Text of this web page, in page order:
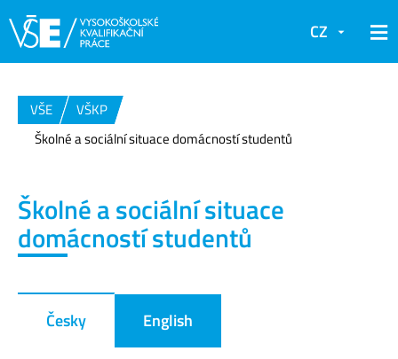
CZ
VŠE
VŠKP
Školné a sociální situace domácností studentů
Školné a sociální situace
domácností studentů
Česky English